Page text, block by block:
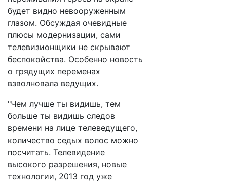
будет видно невооруженным
глазом. Обсуждая очевидные
плюсы модернизации, сами
телевизионщики не скрывают
беспокойства. Особенно новость
о грядущих переменах
взволновала ведущих.
"Чем лучше ты видишь, тем
больше ты видишь следов
времени на лице телеведущего,
количество седых волос можно
посчитать. Телевидение
высокого разрешения, новые
технологии, 2013 год уже